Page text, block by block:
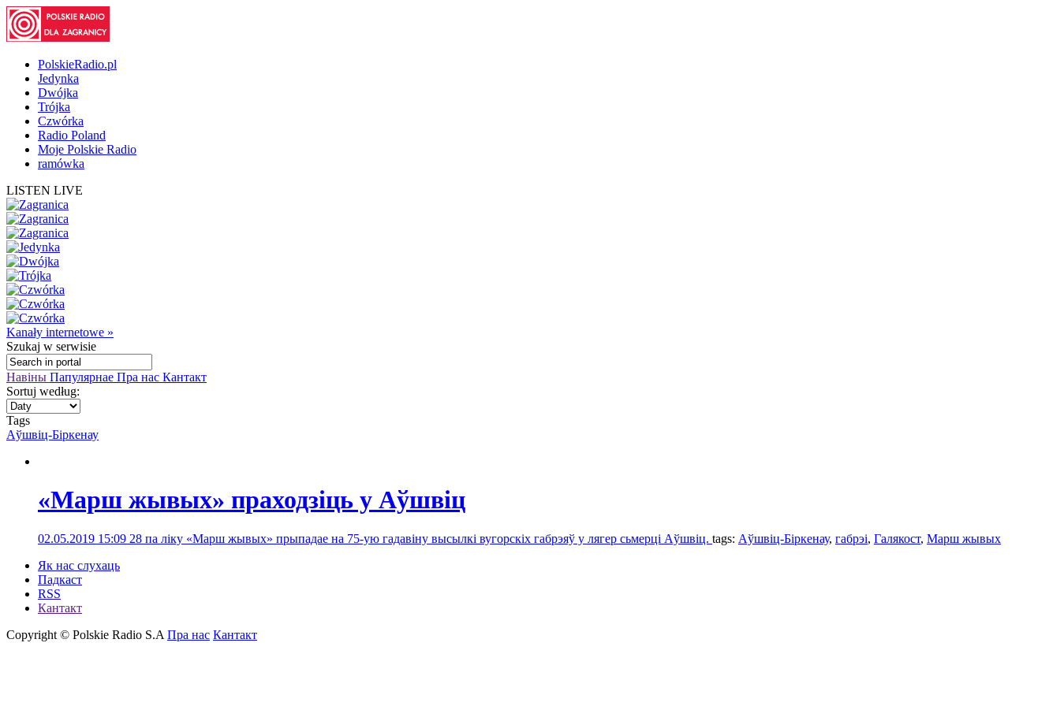
PolskieRadio.pl
Jedynka
Dwójka
Trójka
Czwórka
Radio Poland
Moje Polskie Radio
ramówka
LISTEN LIVE
Kanały internetowe »
Szukaj w serwisie
Навіны Папулярнае Пра нас Кантакт
Sortuj według:
Tags
Аўшвіц-Біркенау
«Марш жывых» праходзіць у Аўшвіц
02.05.2019 15:09 28 па ліку «Марш жывых» прыпадае на 75-ую гадавіну высылкі вугорскіх габрэяў у лягер сьмерці Аўшвіц. tags: Аўшвіц-Біркенау, габрэi, Галякост, Марш жывых
Як нас слухаць
Падкаст
RSS
Кантакт
Copyright © Polskie Radio S.A Пра нас Кантакт